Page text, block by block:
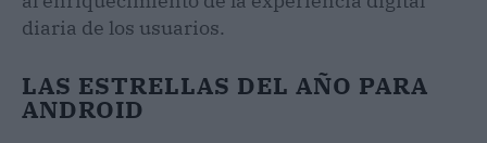
diaria de los usuarios.
LAS ESTRELLAS DEL AÑO PARA
ANDROID